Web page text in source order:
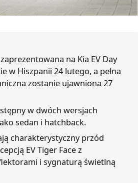
na Kia EV Day
w Hiszpanii 24 lutego, a pełna
zostanie ujawniona 27
w dwóch wersjach
sedan i hatchback.
charakterystyczny przód
EV Tiger Face z
i sygnaturą świetlną